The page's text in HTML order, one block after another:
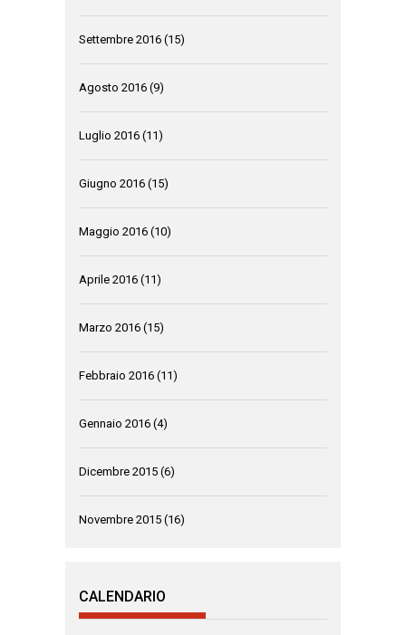
Settembre 2016 (15)
Agosto 2016 (9)
Luglio 2016 (11)
Giugno 2016 (15)
Maggio 2016 (10)
Aprile 2016 (11)
Marzo 2016 (15)
Febbraio 2016 (11)
Gennaio 2016 (4)
Dicembre 2015 (6)
Novembre 2015 (16)
CALENDARIO